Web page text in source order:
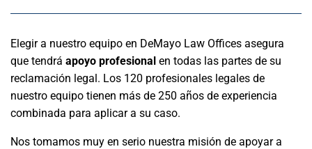
Elegir a nuestro equipo en DeMayo Law Offices asegura
que tendrá apoyo profesional en todas las partes de su
reclamación legal. Los 120 profesionales legales de
nuestro equipo tienen más de 250 años de experiencia
combinada para aplicar a su caso.
Nos tomamos muy en serio nuestra misión de apoyar a